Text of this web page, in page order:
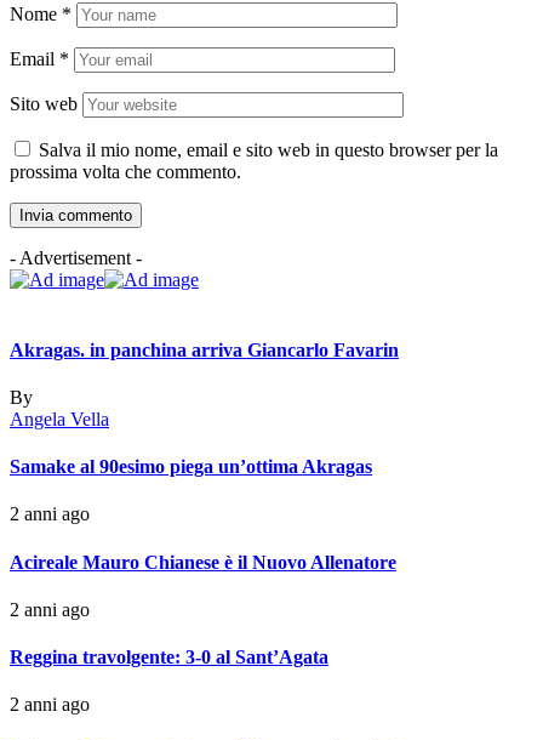
Nome *
Email *
Sito web
Salva il mio nome, email e sito web in questo browser per la
prossima volta che commento.
- Advertisement -
Akragas. in panchina arriva Giancarlo Favarin
By
Angela Vella
Samake al 90esimo piega un’ottima Akragas
2 anni ago
Acireale Mauro Chianese è il Nuovo Allenatore
2 anni ago
Reggina travolgente: 3-0 al Sant’Agata
2 anni ago